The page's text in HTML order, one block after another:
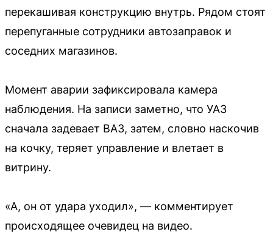
перекашивая конструкцию внутрь. Рядом стоят
перепуганные сотрудники автозаправок и
соседних магазинов.
Момент аварии зафиксировала камера
наблюдения. На записи заметно, что УАЗ
сначала задевает ВАЗ, затем, словно наскочив
на кочку, теряет управление и влетает в
витрину.
«А, он от удара уходил», — комментирует
происходящее очевидец на видео.